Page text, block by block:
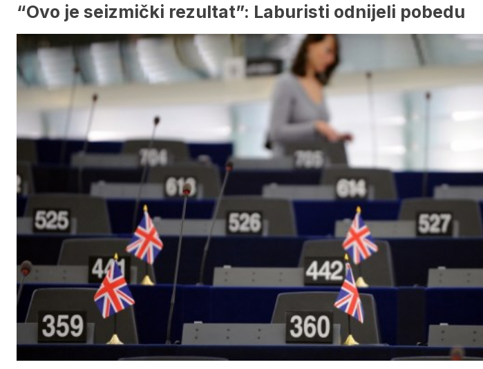
“Ovo je seizmički rezultat”: Laburisti odnijeli pobedu